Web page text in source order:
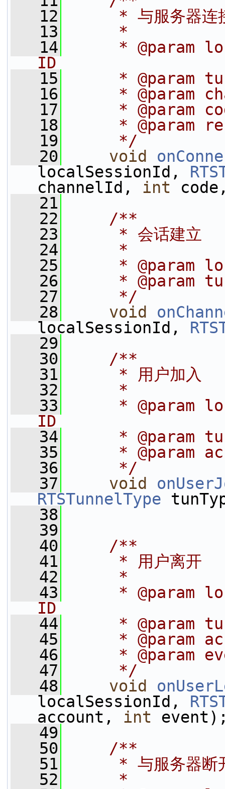
   12
* 与服务器连
   13
     *
   14
* @param
ID
   15
* @param
   16
* @param
   17
* @param
   18
* @param
   19
     */
   20
void
localSessionId,
channelId, int
   21
   22
    /**
   23
     * 会话建立
   24
     *
   25
* @param
   26
* @param
   27
     */
   28
void
localSessionId,
   29
   30
    /**
   31
     * 用户加入
   32
     *
   33
* @param
ID
   34
* @param
   35
* @param
   36
     */
   37
void
RTSTunnelType
   38
   39
   40
    /**
   41
     * 用户离开
   42
     *
   43
* @param
ID
   44
* @param
   45
* @param
   46
* @param
   47
     */
   48
void
localSessionId,
account, int
   49
   50
    /**
   51
* 与服务器断
   52
     *